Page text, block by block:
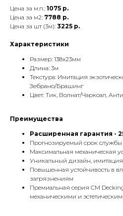
Цена за м.п.: 1075 р.
Цена за м2: 7788 р.
Цена за шт (3м): 3225 р.
Характеристики
Размер: 138x23мм
Длина: 3м
Текстура: Имитация
Зебрано/Брашинг
Цвет: Тик, Волнат/Чаркоал,
Преимущества
Расширенная гарантия -
Прогнозируемый срок службы
Максимальная механическая
Уникальный дизайн,
Повышенная устойчивость в
загрязнениям
Премиальная серия CM
механическими и